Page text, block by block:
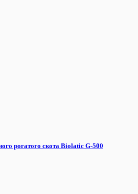
рогатого скота Biolatic G-500